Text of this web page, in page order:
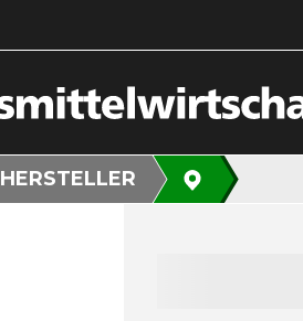
HERSTELLER